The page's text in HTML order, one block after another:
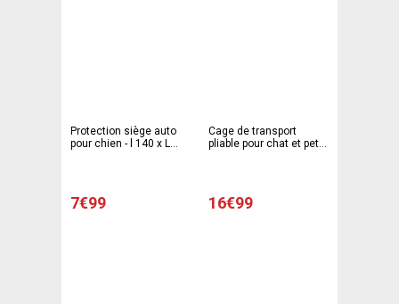
Protection siège auto
pour chien - l 140 x L
7€99
Cage de transport
pliable pour chat et petit
16€99